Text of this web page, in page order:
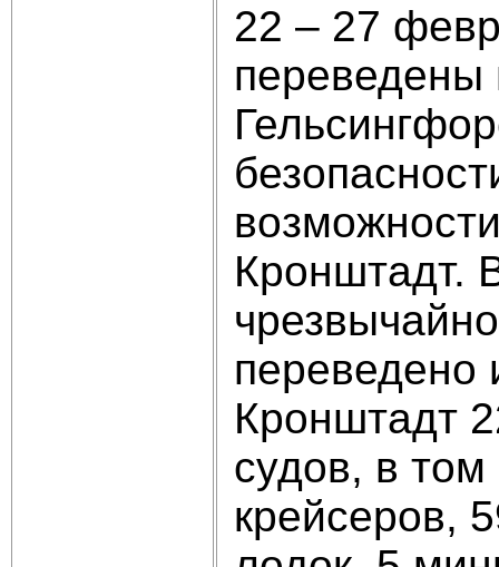
22 – 27
переведены
Кронштадт.
переведено
Кронштадт
судов, в
крейсеров,